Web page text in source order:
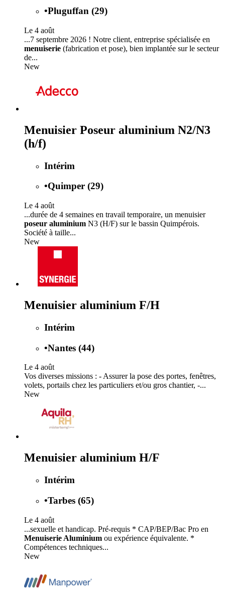
•Pluguffan (29)
Le 4 août
...7 septembre 2026 ! Notre client, entreprise spécialisée en
menuiserie (fabrication et pose), bien implantée sur le secteur
de...
New
Menuisier Poseur aluminium N2/N3
(h/f)
Intérim
•Quimper (29)
Le 4 août
...durée de 4 semaines en travail temporaire, un menuisier
poseur aluminium N3 (H/F) sur le bassin Quimpérois.
Société à taille...
New
Menuisier aluminium F/H
Intérim
•Nantes (44)
Le 4 août
Vos diverses missions : - Assurer la pose des portes, fenêtres,
volets, portails chez les particuliers et/ou gros chantier, -...
New
Menuisier aluminium H/F
Intérim
•Tarbes (65)
Le 4 août
...sexuelle et handicap. Pré-requis * CAP/BEP/Bac Pro en
Menuiserie Aluminium ou expérience équivalente. *
Compétences techniques...
New